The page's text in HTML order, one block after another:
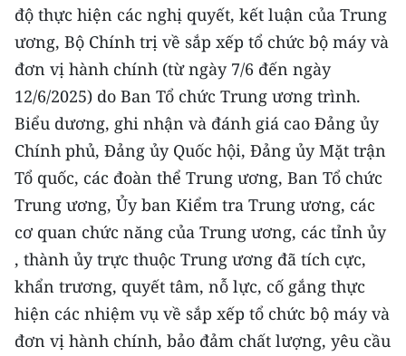
Media Kinh tế
Media Văn hóa
Media Xã hội
Media Pháp luật
Media Du lịch
Media Thế giới
Media Thể thao
Media Giáo dục
Media Y tế
độ thực hiện các nghị quyết, kết luận của Trung
ương, Bộ Chính trị về sắp xếp tổ chức bộ máy và
đơn vị hành chính (từ ngày 7/6 đến ngày
12/6/2025) do Ban Tổ chức Trung ương trình.
Biểu dương, ghi nhận và đánh giá cao Đảng ủy
Chính phủ, Đảng ủy Quốc hội, Đảng ủy Mặt trận
Tổ quốc, các đoàn thể Trung ương, Ban Tổ chức
Trung ương, Ủy ban Kiểm tra Trung ương, các
cơ quan chức năng của Trung ương, các tỉnh ủy
, thành ủy trực thuộc Trung ương đã tích cực,
khẩn trương, quyết tâm, nỗ lực, cố gắng thực
hiện các nhiệm vụ về sắp xếp tổ chức bộ máy và
đơn vị hành chính, bảo đảm chất lượng, yêu cầu